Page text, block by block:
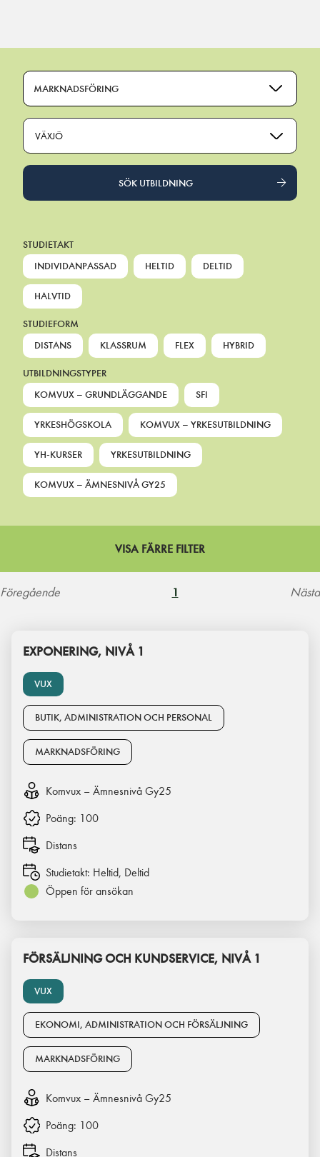
MARKNADSFÖRING
VÄXJÖ
SÖK UTBILDNING
STUDIETAKT
INDIVIDANPASSAD
HELTID DELTID
HALVTID
STUDIEFORM
DISTANS
KLASSRUM FLEX HYBRID
UTBILDNINGSTYPER
KOMVUX – GRUNDLÄGGANDE
SFI
YRKESHÖGSKOLA KOMVUX – YRKESUTBILDNING
YH-KURSER YRKESUTBILDNING
KOMVUX – ÄMNESNIVÅ GY25
VISA FÄRRE FILTER
Föregående 1 Nästa
VUX
EXPONERING, NIVÅ 1
BUTIK, ADMINISTRATION OCH PERSONAL
MARKNADSFÖRING
Komvux – Ämnesnivå Gy25
Poäng: 100
Distans
Studietakt: Heltid, Deltid
Öppen för ansökan
VUX
FÖRSÄLJNING OCH KUNDSERVICE, NIVÅ 1
EKONOMI, ADMINISTRATION OCH FÖRSÄLJNING
MARKNADSFÖRING
Komvux – Ämnesnivå Gy25
Poäng: 100
Distans